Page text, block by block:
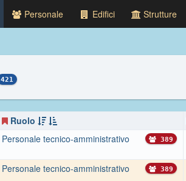
Personale Edifici Strutture
421
Ruolo
Personale tecnico-amministrativo 389
Personale tecnico-amministrativo 389